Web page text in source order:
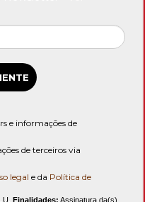
e informações de
de terceiros via
legal e da Política de
Finalidades: Assinatura da(s)